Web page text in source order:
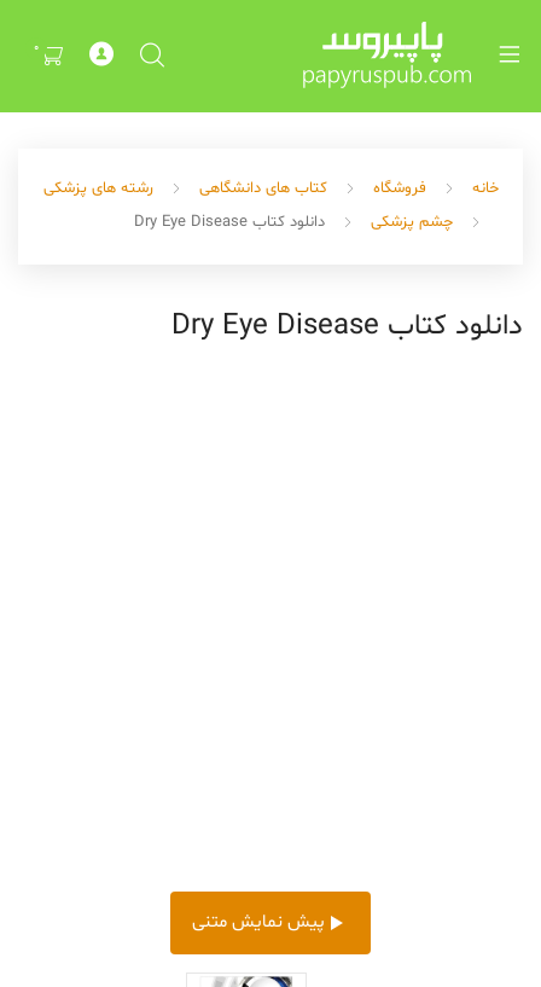
0
خانه فروشگاه کتاب های دانشگاهی
رشته های پزشکی
چشم پزشکی
دانلود کتاب Dry Eye Disease
دانلود کتاب Dry Eye Disease
پیش‌ نمایش متنی